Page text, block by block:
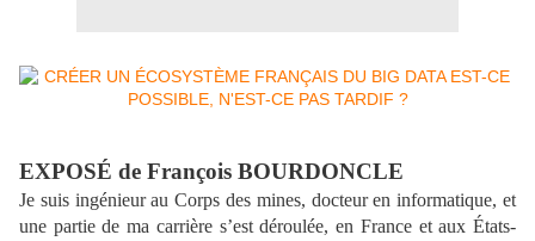
EXPOSÉ de François BOURDONCLE
Je suis ingénieur au Corps des mines, docteur en informatique, et
une partie de ma carrière s’est déroulée, en France et aux États-